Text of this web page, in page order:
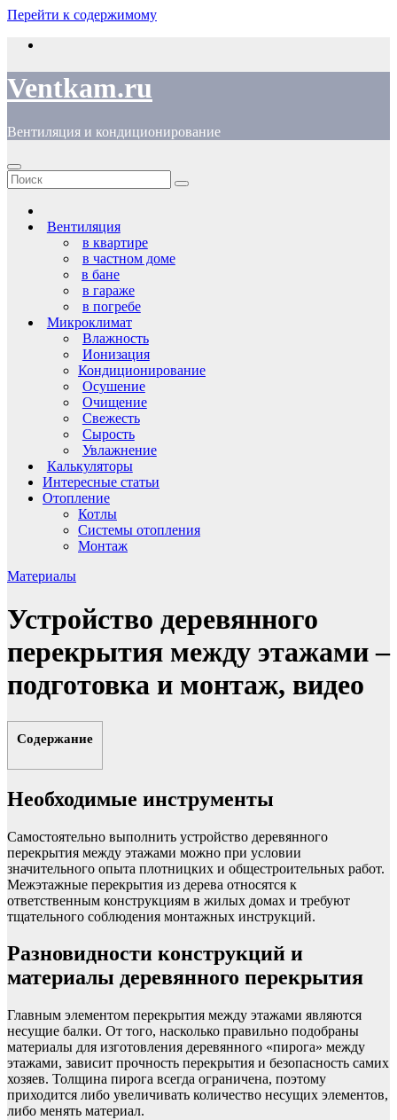
Перейти к содержимому
Ventkam.ru
Вентиляция и кондиционирование
Вентиляция
в квартире
в частном доме
в бане
в гараже
в погребе
Микроклимат
Влажность
Ионизация
Кондиционирование
Осушение
Очищение
Свежесть
Сырость
Увлажнение
Калькуляторы
Интересные статьи
Отопление
Котлы
Системы отопления
Монтаж
Материалы
Устройство деревянного
перекрытия между этажами –
подготовка и монтаж, видео
Содержание
Необходимые инструменты
Самостоятельно выполнить устройство деревянного
перекрытия между этажами можно при условии
значительного опыта плотницких и общестроительных работ.
Межэтажные перекрытия из дерева относятся к
ответственным конструкциям в жилых домах и требуют
тщательного соблюдения монтажных инструкций.
Разновидности конструкций и
материалы деревянного перекрытия
Главным элементом перекрытия между этажами являются
несущие балки. От того, насколько правильно подобраны
материалы для изготовления деревянного «пирога» между
этажами, зависит прочность перекрытия и безопасность самих
хозяев. Толщина пирога всегда ограничена, поэтому
приходится либо увеличивать количество несущих элементов,
либо менять материал.